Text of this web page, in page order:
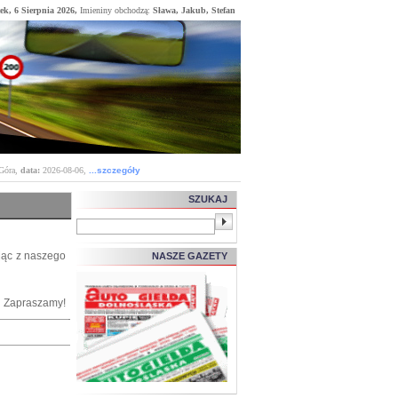
6 Sierpnia 2026, Imieniny obchodzą: Sława, Jakub, Stefan
data:2026-08-06, ...szczegóły
z naszego
Zapraszamy!
SZUKAJ
NASZE GAZETY